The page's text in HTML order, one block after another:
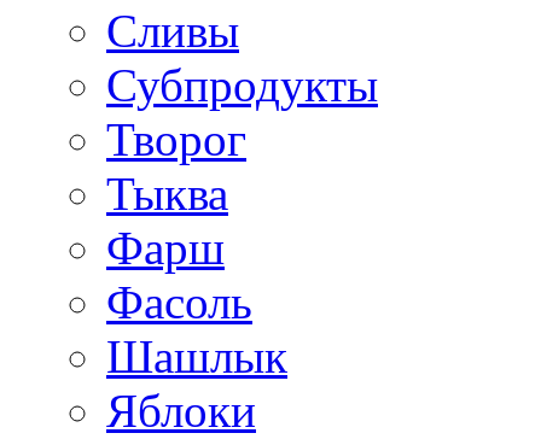
Сливы
Субпродукты
Творог
Тыква
Фарш
Фасоль
Шашлык
Яблоки